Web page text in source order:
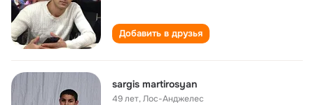
Добавить в друзья
sargis martirosyan
49 лет,Лос-Анджелес